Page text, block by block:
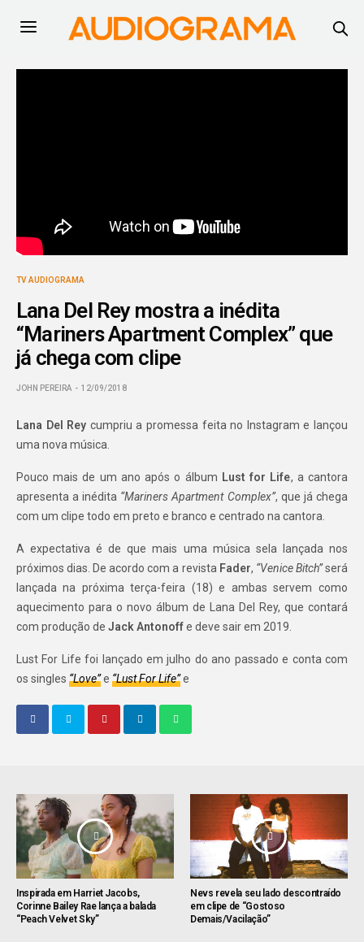
TV AUDIOGRAMA
Lana Del Rey mostra a inédita
“Mariners Apartment Complex” que
já chega com clipe
JOHN PEREIRA 12/09/2018
Lana Del Rey cumpriu a promessa feita no Instagram e lançou
uma nova música.
Pouco mais de um ano após o álbum Lust for Life, a cantora
apresenta a inédita “Mariners Apartment Complex”, que já chega
com um clipe todo em preto e branco e centrado na cantora.
A expectativa é de que mais uma música sela lançada nos
próximos dias. De acordo com a revista Fader, “Venice Bitch”será
lançada na próxima terça-feira (18) e ambas servem como
aquecimento para o novo álbum de Lana Del Rey, que contará
com produção deJack Antonoffe deve sair em 2019.
Lust For Life foi lançado em julho do ano passado e conta com
os singles“Love”e“Lust For Life”e
Inspirada em Harriet Jacobs,
Corinne Bailey Rae lança a balada
“Peach Velvet Sky”
Nevs revela seu lado descontraído
em clipe de “Gostoso
Demais/Vacilação”